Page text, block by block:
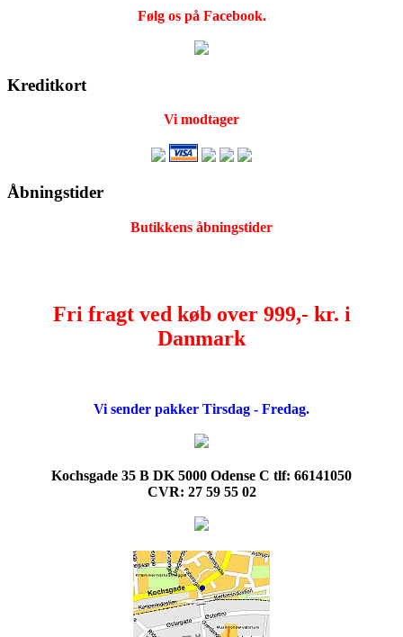
Følg os på Facebook.
Kreditkort
Vi modtager
Åbningstider
Butikkens åbningstider
Fri fragt ved køb over 999,- kr. i
Danmark
Vi sender pakker Tirsdag - Fredag.
Kochsgade 35 B DK 5000 Odense C tlf: 66141050
CVR: 27 59 55 02